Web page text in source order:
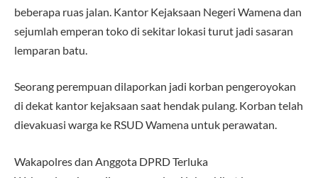
beberapa ruas jalan. Kantor Kejaksaan Negeri Wamena dan
sejumlah emperan toko di sekitar lokasi turut jadi sasaran
lemparan batu.
Seorang perempuan dilaporkan jadi korban pengeroyokan
di dekat kantor kejaksaan saat hendak pulang. Korban telah
dievakuasi warga ke RSUD Wamena untuk perawatan.
Wakapolres dan Anggota DPRD Terluka